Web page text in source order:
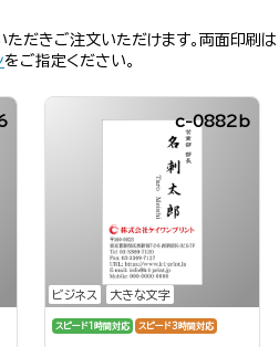
だきご注文いただけます。両面印刷は
をご指定ください。
ビジネス 大きな文字
c-0882b
スピード1時間対応 スピード3時間対応